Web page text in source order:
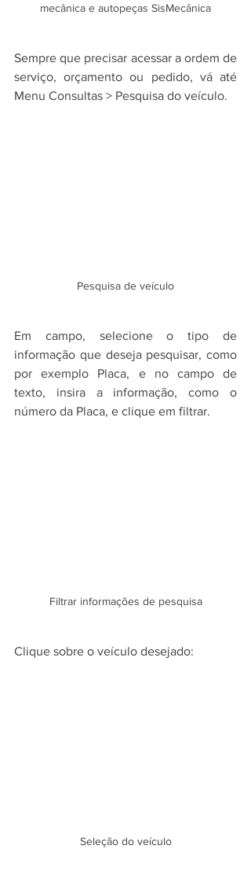
mecânica e autopeças SisMecânica
Sempre que precisar acessar a ordem de
serviço, orçamento ou pedido, vá até
Menu Consultas > Pesquisa do veículo.
Pesquisa de veículo
Em campo, selecione o tipo de
informação que deseja pesquisar, como
por exemplo Placa, e no campo de
texto, insira a informação, como o
número da Placa, e clique em filtrar.
Filtrar informações de pesquisa
Clique sobre o veículo desejado:
Seleção do veículo